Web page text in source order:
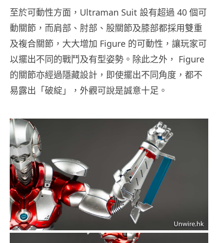
至於可動性方面，Ultraman Suit 設有超過 40 個可
動關節，而肩部、肘部、股關節及膝部都採用雙重
及複合關節，大大增加 Figure 的可動性，讓玩家可
以擺出不同的戰鬥及有型姿勢。除此之外， Figure
的關節亦經過隱藏設計，即使擺出不同角度，都不
易露出「破綻」，外觀可說是誠意十足。